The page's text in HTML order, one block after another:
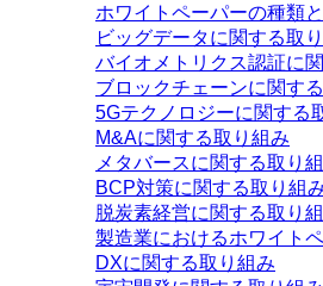
ホワイトペーパーの種類
ビッグデータに関する取
バイオメトリクス認証に
ブロックチェーンに関す
5Gテクノロジーに関する
M&Aに関する取り組み
メタバースに関する取り
BCP対策に関する取り組
脱炭素経営に関する取り
製造業におけるホワイト
DXに関する取り組み